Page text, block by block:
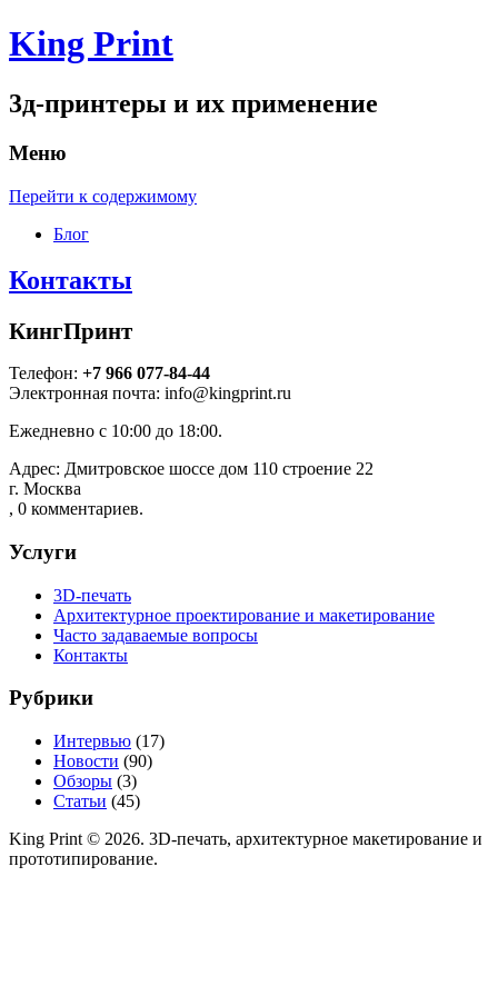
King Print
3д-принтеры и их применение
Меню
Перейти к содержимому
Блог
Контакты
КингПринт
Телефон: +7 966 077-84-44
Электронная почта: info@kingprint.ru
Ежедневно с 10:00 до 18:00.
Адрес: Дмитровское шоссе дом 110 строение 22
г. Москва
, 0 комментариев.
Услуги
3D-печать
Архитектурное проектирование и макетирование
Часто задаваемые вопросы
Контакты
Рубрики
Интервью (17)
Новости (90)
Обзоры (3)
Статьи (45)
King Print © 2026. 3D-печать, архитектурное макетирование и
прототипирование.